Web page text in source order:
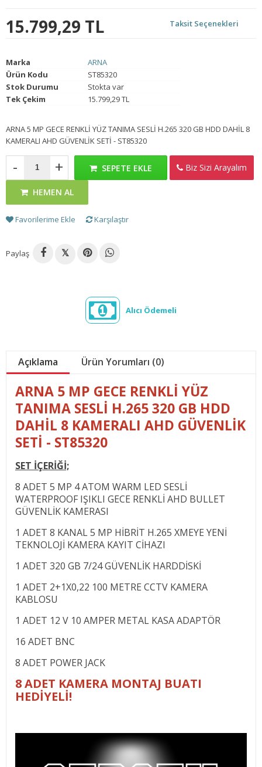
15.799,29 TL Taksit Seçenekleri
Marka
ARNA
Ürün Kodu
ST85320
Stok Durumu
Stokta var
Tek Çekim
15.799,29 TL
ARNA 5 MP GECE RENKLİ YÜZ TANIMA SESLİ H.265 320 GB HDD DAHİL 8
KAMERALI AHD GÜVENLİK SETİ - ST85320
- + SEPETE EKLE
HEMEN AL
Favorilerime Ekle Karşılaştır
Biz Sizi Arayalım
Paylaş 𝕏
Alıcı Ödemeli
Açıklama Ürün Yorumları (0)
ARNA 5 MP GECE RENKLİ YÜZ
TANIMA SESLİ H.265 320 GB HDD
DAHİL 8 KAMERALI AHD GÜVENLİK
SETİ - ST85320
SET İÇERİĞİ;
8 ADET 5 MP 4 ATOM WARM LED SESLİ
WATERPROOF IŞIKLI GECE RENKLİ AHD BULLET
GÜVENLİK KAMERASI
1 ADET 8 KANAL 5 MP HİBRİT H.265 XMEYE YENİ
TEKNOLOJİ KAMERA KAYIT CİHAZI
1 ADET 320 GB 7/24 GÜVENLİK HARDDİSKİ
1 ADET 2+1X0,22 100 METRE CCTV KAMERA
KABLOSU
1 ADET 12 V 10 AMPER METAL KASA ADAPTÖR
16 ADET BNC
8 ADET POWER JACK
8 ADET KAMERA MONTAJ BUATI
HEDİYELİ!